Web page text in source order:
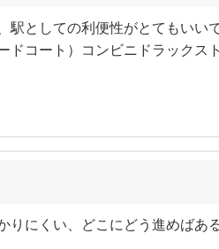
駅としての利便性がとてもいい
コート）コンビニドラックス
りにくい、どこにどう進めばあ